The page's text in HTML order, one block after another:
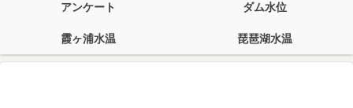
アンケート ダム水位
霞ヶ浦水温 琵琶湖水温